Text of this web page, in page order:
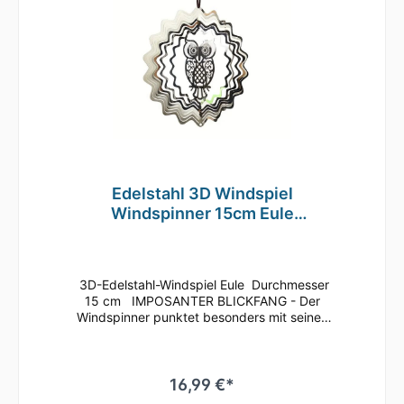
vollflächig bedruckt, sowie mit einer Klarlack-
Lackierung versehen. Das macht das Wind-
Mobile äußerst wetterbeständig und
drehfreudig. Ideal geeignet für den Außen-
und Innenbereich. Wie z.B. im Garten, auf der
Terrasse oder dem Balkon, an Bäumen, aber
auch im Innenbereich im Wohnzimmer,
Kinderzimmer oder Eingangsbereich. Ihrer
einfach nur als nette Geste für Ihre Liebsten!
Edelstahl 3D Windspiel
Windspinner 15cm Eule
3D-Edelstahl-Windspiel Eule Durchmesser
15 cm IMPOSANTER BLICKFANG - Der
Windspinner punktet besonders mit seinen
Lamellen können beliebig aufgefächert
werden, wodurch vor allem bei Rotation des
16,99 €*